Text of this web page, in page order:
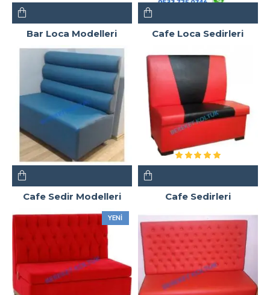
Bar Loca Modelleri Cafe Loca Sedirleri
Cafe Sedir Modelleri Cafe Sedirleri
YENI